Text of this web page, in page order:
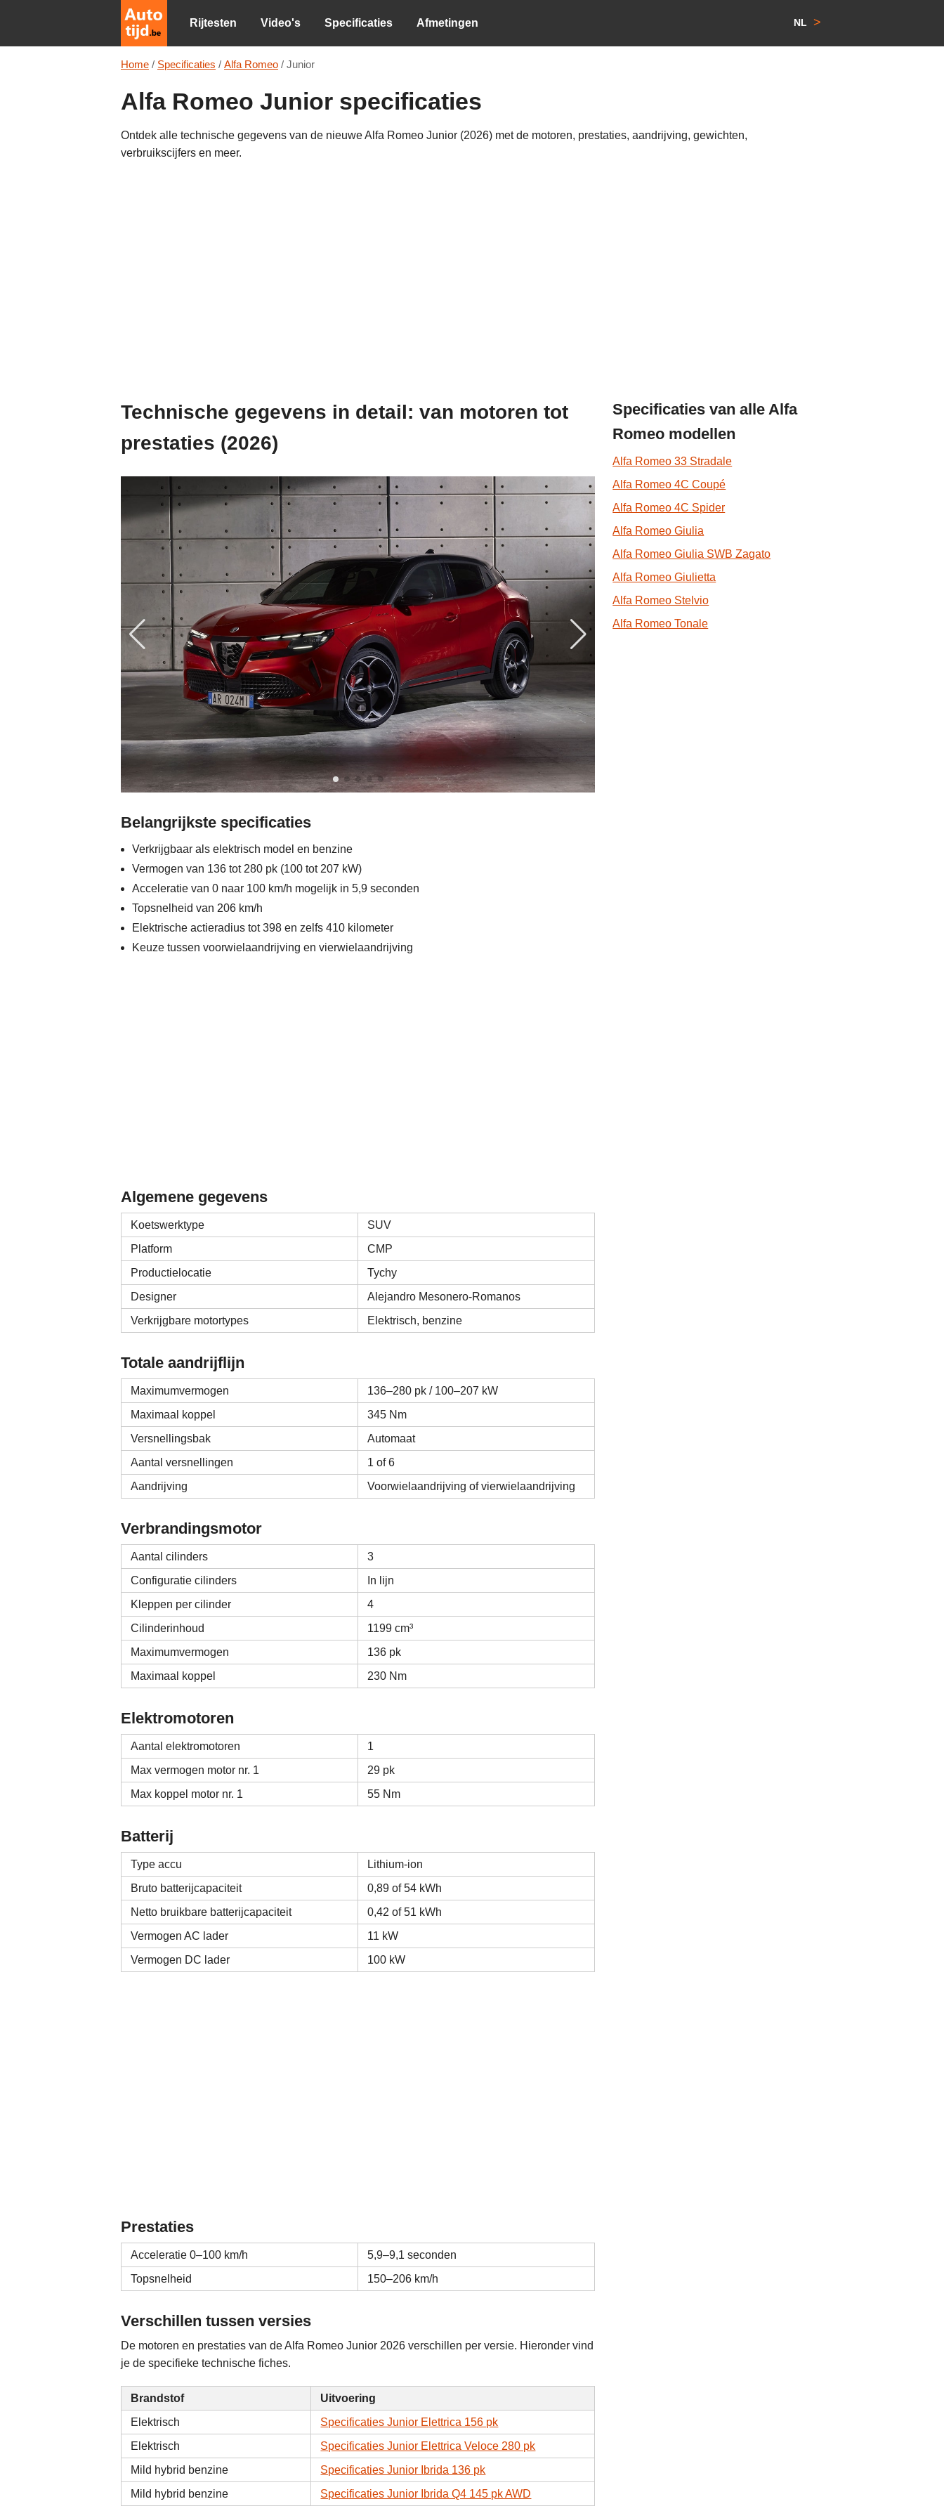
Rijtesten Video's Specificaties Afmetingen NL >
Home / Specificaties / Alfa Romeo / Junior
Alfa Romeo Junior specificaties
Ontdek alle technische gegevens van de nieuwe Alfa Romeo Junior (2026) met de motoren, prestaties, aandrijving, gewichten,
verbruikscijfers en meer.
Technische gegevens in detail: van motoren tot
prestaties (2026)
Belangrijkste specificaties
Verkrijgbaar als elektrisch model en benzine
Vermogen van 136 tot 280 pk (100 tot 207 kW)
Acceleratie van 0 naar 100 km/h mogelijk in 5,9 seconden
Topsnelheid van 206 km/h
Elektrische actieradius tot 398 en zelfs 410 kilometer
Keuze tussen voorwielaandrijving en vierwielaandrijving
Algemene gegevens
Koetswerktype
SUV
Platform
CMP
Productielocatie
Tychy
Designer
Alejandro Mesonero-Romanos
Verkrijgbare motortypes
Elektrisch, benzine
Totale aandrijflijn
Maximumvermogen
136–280 pk / 100–207 kW
Maximaal koppel
345 Nm
Versnellingsbak
Automaat
Aantal versnellingen
1 of 6
Aandrijving
Voorwielaandrijving of vierwielaandrijving
Verbrandingsmotor
Aantal cilinders
3
Configuratie cilinders
In lijn
Kleppen per cilinder
4
Cilinderinhoud
1199 cm³
Maximumvermogen
136 pk
Maximaal koppel
230 Nm
Elektromotoren
Aantal elektromotoren
1
Max vermogen motor nr. 1
29 pk
Max koppel motor nr. 1
55 Nm
Batterij
Type accu
Lithium-ion
Bruto batterijcapaciteit
0,89 of 54 kWh
Netto bruikbare batterijcapaciteit
0,42 of 51 kWh
Vermogen AC lader
11 kW
Vermogen DC lader
100 kW
Prestaties
Acceleratie 0–100 km/h
5,9–9,1 seconden
Topsnelheid
150–206 km/h
Verschillen tussen versies
De motoren en prestaties van de Alfa Romeo Junior 2026 verschillen per versie. Hieronder vind
je de specifieke technische fiches.
Brandstof
Uitvoering
Elektrisch
Specificaties Junior Elettrica 156 pk
Elektrisch
Specificaties Junior Elettrica Veloce 280 pk
Mild hybrid benzine
Specificaties Junior Ibrida 136 pk
Mild hybrid benzine
Specificaties Junior Ibrida Q4 145 pk AWD
Specificaties van alle Alfa
Romeo modellen
Alfa Romeo 33 Stradale
Alfa Romeo 4C Coupé
Alfa Romeo 4C Spider
Alfa Romeo Giulia
Alfa Romeo Giulia SWB Zagato
Alfa Romeo Giulietta
Alfa Romeo Stelvio
Alfa Romeo Tonale